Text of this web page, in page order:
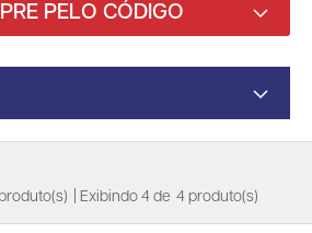
PELO CÓDIGO
| Exibindo 4 de 4 produto(s)